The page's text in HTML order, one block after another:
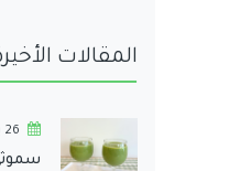
المقالات
26 يوليو,2026